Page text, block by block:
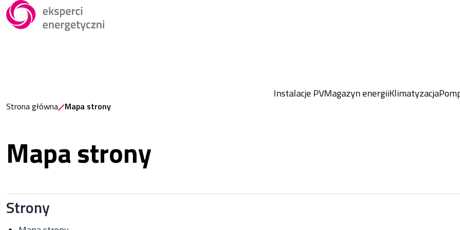
Instalacje PVMagazyn energiiKlimatyzacja
Strona główna Mapa strony
Mapa strony
Strony